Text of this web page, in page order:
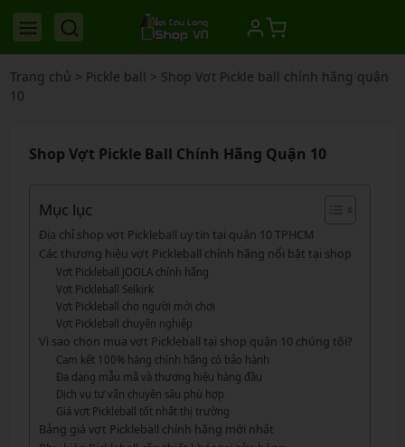
Trang chủ > Pickle ball > Shop Vợt Pickle ball chính hãng quận
10
Shop Vợt Pickle Ball Chính Hãng Quận 10
Mục lục
Địa chỉ shop vợt Pickleball uy tín tại quận 10 TPHCM
Các thương hiệu vợt Pickleball chính hãng nổi bật tại shop
Vợt Pickleball JOOLA chính hãng
Vợt Pickleball Selkirk
Vợt Pickleball cho người mới chơi
Vợt Pickleball chuyên nghiệp
Vì sao chọn mua vợt Pickleball tại shop quận 10 chúng tôi?
Cam kết 100% hàng chính hãng có bảo hành
Đa dạng mẫu mã và thương hiệu hàng đầu
Dịch vụ tư vấn chuyên sâu phù hợp
Giá vợt Pickleball tốt nhất thị trường
Bảng giá vợt Pickleball chính hãng mới nhất